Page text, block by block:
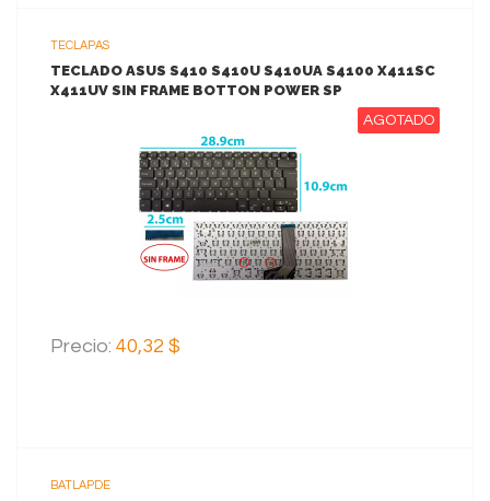
TECLAPAS
TECLADO ASUS S410 S410U S410UA S4100 X411SC
X411UV SIN FRAME BOTTON POWER SP
AGOTADO
VER MAS
Precio: 40,32 $
BATLAPDE